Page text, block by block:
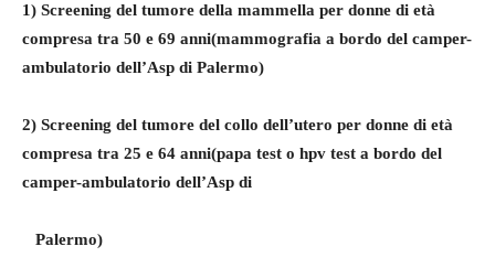
1) Screening del tumore della mammella per donne di età
compresa tra 50 e 69 anni(mammografia a bordo del camper-
ambulatorio dell’Asp di Palermo)
2) Screening del tumore del collo dell’utero per donne di età
compresa tra 25 e 64 anni(papa test o hpv test a bordo del
camper-ambulatorio dell’Asp di
Palermo)